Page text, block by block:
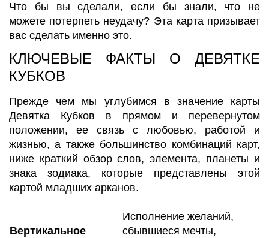
Что бы вы сделали, если бы знали, что не
можете потерпеть неудачу? Эта карта призывает
вас сделать именно это.
КЛЮЧЕВЫЕ ФАКТЫ О ДЕВЯТКЕ
КУБКОВ
Прежде чем мы углубимся в значение карты
Девятка Кубков в прямом и перевернутом
положении, ее связь с любовью, работой и
жизнью, а также большинство комбинаций карт,
ниже краткий обзор слов, элемента, планеты и
знака зодиака, которые представлены этой
картой младших арканов.
Вертикальное
Исполнение желаний,
сбывшиеся мечты,